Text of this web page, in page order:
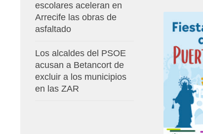
escolares aceleran en
Arrecife las obras de
asfaltado
Los alcaldes del PSOE
acusan a Betancort de
excluir a los municipios
en las ZAR